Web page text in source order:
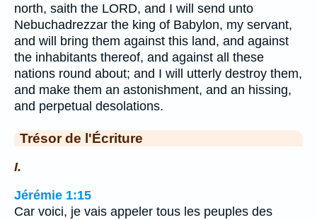
north, saith the LORD, and I will send unto
Nebuchadrezzar the king of Babylon, my servant,
and will bring them against this land, and against
the inhabitants thereof, and against all these
nations round about; and I will utterly destroy them,
and make them an astonishment, and an hissing,
and perpetual desolations.
Trésor de l'Écriture
I.
Jérémie 1:15
Car voici, je vais appeler tous les peuples des